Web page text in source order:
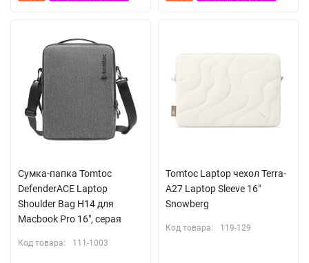
Сумка-папка Tomtoc
DefenderACE Laptop
Shoulder Bag H14 для
Macbook Pro 16", серая
Код товара: 111-1003
Tomtoc Laptop чехол Terra-
A27 Laptop Sleeve 16"
Snowberg
Код товара: 119-129